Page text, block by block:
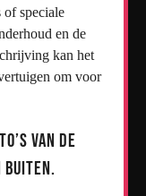
of speciale
en de
kan het
om voor
van de
buiten.